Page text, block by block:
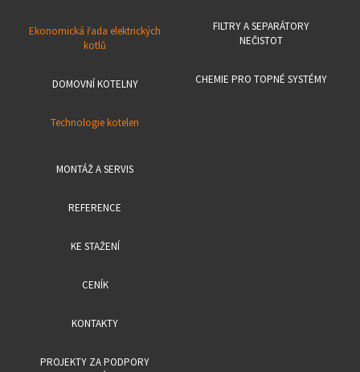
Ekonomická řada elektrických
kotlů
DOMOVNÍ KOTELNY
Technologie kotelen
FILTRY A SEPARÁTORY
NEČISTOT
CHEMIE PRO TOPNÉ SYSTÉMY
MONTÁŽ A SERVIS
REFERENCE
KE STAŽENÍ
CENÍK
KONTAKTY
PROJEKTY ZA PODPORY